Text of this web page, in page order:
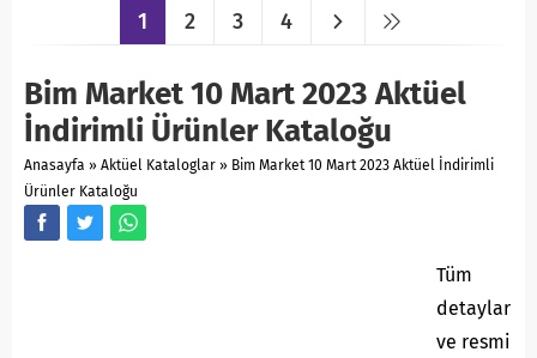
1 2 3 4
Bim Market 10 Mart 2023 Aktüel
İndirimli Ürünler Kataloğu
Anasayfa » Aktüel Kataloglar » Bim Market 10 Mart 2023 Aktüel İndirimli
Ürünler Kataloğu
Tüm
detaylar
ve resmi